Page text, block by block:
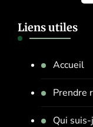
Liens utiles
Accueil
Prendre
Qui suis-